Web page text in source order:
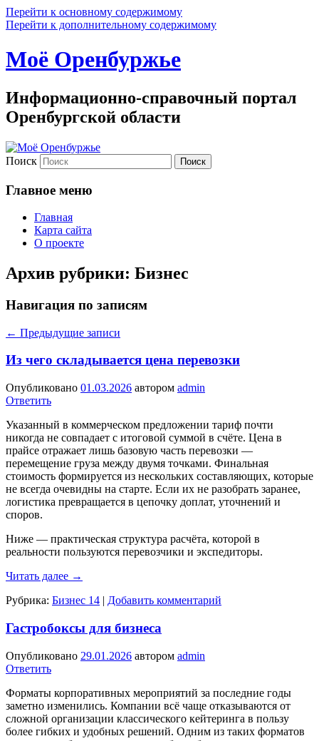
Перейти к основному содержимому
Перейти к дополнительному содержимому
Моё Оренбуржье
Информационно-справочный портал
Оренбургской области
Поиск
Главное меню
Главная
Карта сайта
О проекте
Архив рубрики: Бизнес
Навигация по записям
← Предыдущие записи
Из чего складывается цена перевозки
Опубликовано 01.03.2026 автором admin
Ответить
Указанный в коммерческом предложении тариф почти
никогда не совпадает с итоговой суммой в счёте. Цена в
прайсе отражает лишь базовую часть перевозки —
перемещение груза между двумя точками. Финальная
стоимость формируется из нескольких составляющих, которые
не всегда очевидны на старте. Если их не разобрать заранее,
логистика превращается в цепочку доплат, уточнений и
споров.
Ниже — практическая структура расчёта, которой в
реальности пользуются перевозчики и экспедиторы.
Читать далее →
Рубрика: Бизнес 14 | Добавить комментарий
Гастробоксы для бизнеса
Опубликовано 29.01.2026 автором admin
Ответить
Форматы корпоративных мероприятий за последние годы
заметно изменились. Компании всё чаще отказываются от
сложной организации классического кейтеринга в пользу
более гибких и удобных решений. Одним из таких форматов